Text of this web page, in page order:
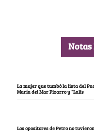
Notas
La mujer que tumbó la lista del
María del Mar Pizarro y “Lalis
Los opositores de Petro no